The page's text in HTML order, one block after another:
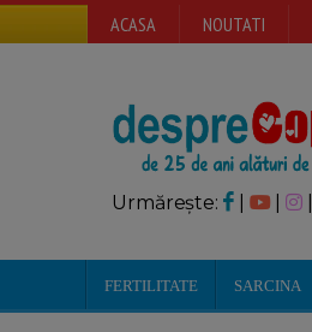
ACASA NOUTATI
Urmărește: |
FERTILITATE SARCINA